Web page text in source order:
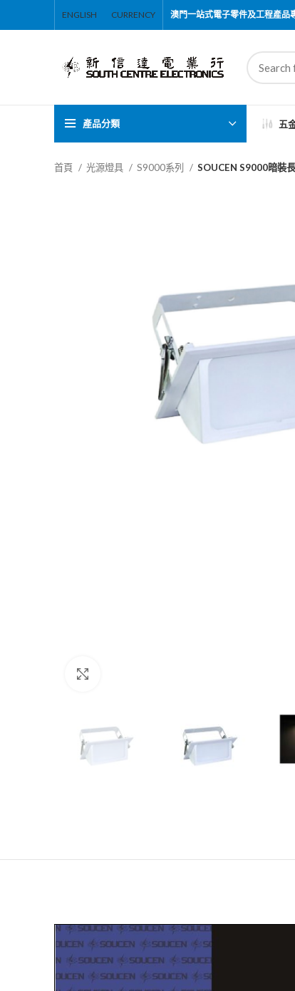
ENGLISH CURRENCY 澳門一站式電子零件及工程產品
產品分類 五
首頁 光源燈具 S9000系列 SOUCEN S9000暗裝